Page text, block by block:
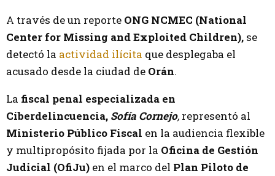
A través de un reporte ONG NCMEC (National
Center for Missing and Exploited Children), se
detectó la actividad ilícita que desplegaba el
acusado desde la ciudad de Orán.
La fiscal penal especializada en
Ciberdelincuencia, Sofía Cornejo, representó al
Ministerio Público Fiscal en la audiencia flexible
y multipropósito fijada por la Oficina de Gestión
Judicial (OfiJu) en el marco del Plan Piloto de